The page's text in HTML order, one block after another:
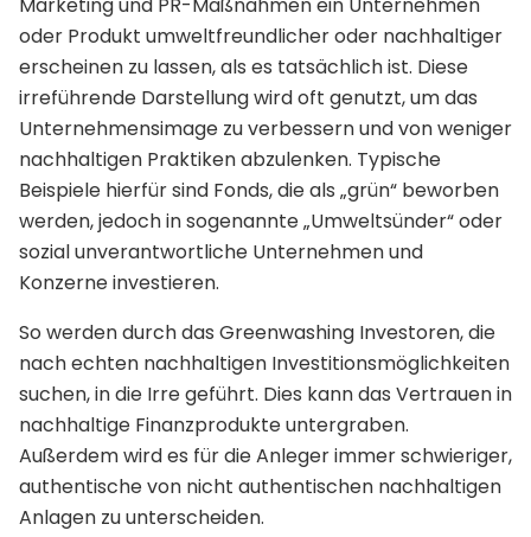
oder Produkt umweltfreundlicher oder nachhaltiger
erscheinen zu lassen, als es tatsächlich ist. Diese
irreführende Darstellung wird oft genutzt, um das
Unternehmensimage zu verbessern und von weniger
nachhaltigen Praktiken abzulenken. Typische
Beispiele hierfür sind Fonds, die als „grün“ beworben
werden, jedoch in sogenannte „Umweltsünder“ oder
sozial unverantwortliche Unternehmen und
Konzerne investieren.
So werden durch das Greenwashing Investoren, die
nach echten nachhaltigen Investitionsmöglichkeiten
suchen, in die Irre geführt. Dies kann das Vertrauen in
nachhaltige Finanzprodukte untergraben.
Außerdem wird es für die Anleger immer schwieriger,
authentische von nicht authentischen nachhaltigen
Anlagen zu unterscheiden.